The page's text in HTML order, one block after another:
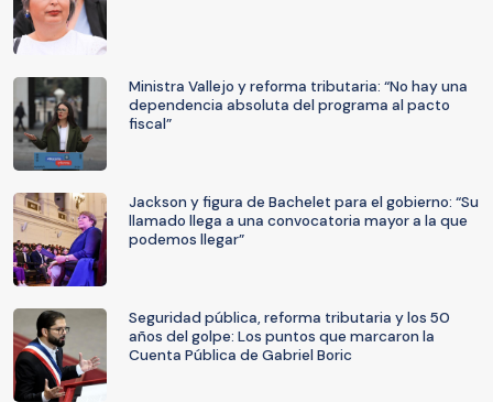
Ministra Vallejo y reforma tributaria: “No hay una
dependencia absoluta del programa al pacto
fiscal”
Jackson y figura de Bachelet para el gobierno: “Su
llamado llega a una convocatoria mayor a la que
podemos llegar”
Seguridad pública, reforma tributaria y los 50
años del golpe: Los puntos que marcaron la
Cuenta Pública de Gabriel Boric